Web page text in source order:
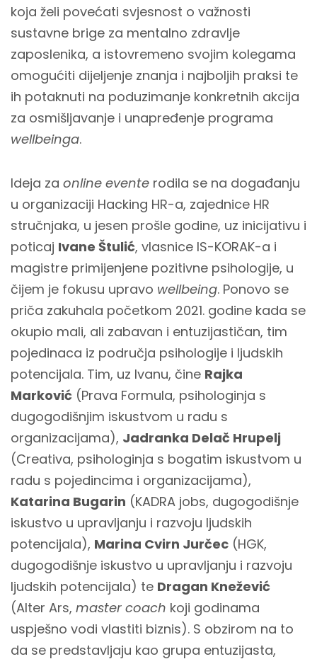
koja želi povećati svjesnost o važnosti
sustavne brige za mentalno zdravlje
zaposlenika, a istovremeno svojim kolegama
omogućiti dijeljenje znanja i najboljih praksi te
ih potaknuti na poduzimanje konkretnih akcija
za osmišljavanje i unapređenje programa
wellbeinga.
Ideja za online evente rodila se na događanju
u organizaciji Hacking HR-a, zajednice HR
stručnjaka, u jesen prošle godine, uz inicijativu i
poticaj Ivane Štulić, vlasnice IS-KORAK-a i
magistre primijenjene pozitivne psihologije, u
čijem je fokusu upravo wellbeing. Ponovo se
priča zakuhala početkom 2021. godine kada se
okupio mali, ali zabavan i entuzijastičan, tim
pojedinaca iz područja psihologije i ljudskih
potencijala. Tim, uz Ivanu, čine Rajka
Marković (Prava Formula, psihologinja s
dugogodišnjim iskustvom u radu s
organizacijama), Jadranka Delač Hrupelj
(Creativa, psihologinja s bogatim iskustvom u
radu s pojedincima i organizacijama),
Katarina Bugarin (KADRA jobs, dugogodišnje
iskustvo u upravljanju i razvoju ljudskih
potencijala), Marina Cvirn Jurčec (HGK,
dugogodišnje iskustvo u upravljanju i razvoju
ljudskih potencijala) te Dragan Knežević
(Alter Ars, master coach koji godinama
uspješno vodi vlastiti biznis). S obzirom na to
da se predstavljaju kao grupa entuzijasta,